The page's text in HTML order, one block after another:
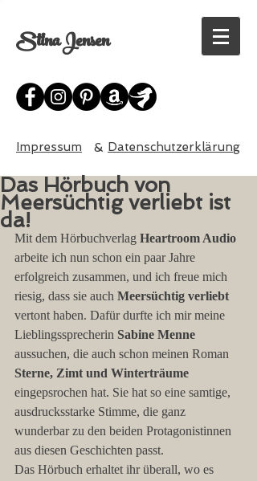
Stina Jensen
Impressum & Datenschutzerklärung
Das Hörbuch von
Meersüchtig verliebt ist
da!
Mit dem Hörbuchverlag Heartroom Audio
arbeite ich nun schon ein paar Jahre
erfolgreich zusammen, und ich freue mich
riesig, dass sie auch Meersüchtig verliebt
vertont haben. Dafür durfte ich mir meine
Lieblingssprecherin Sabine Menne
aussuchen, die auch schon meinen Roman
Sterne, Zimt und Winterträume
eingepsrochen hat. Sie hat so eine samtige,
ausdrucksstarke Stimme, die ganz
wunderbar zu den beiden Protagonistinnen
aus diesen Geschichten passt.
Das Hörbuch erhaltet ihr überall, wo es